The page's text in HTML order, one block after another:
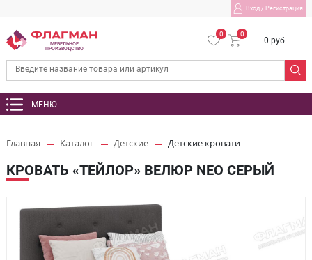
Вход/ Регистрация
МЕБЕЛЬНОЕ
ПРОИЗВОДСТВО
0 0
0 руб.
МЕНЮ
Главная Каталог Детские Детские кровати
КРОВАТЬ «ТЕЙЛОР» ВЕЛЮР NEO СЕРЫЙ